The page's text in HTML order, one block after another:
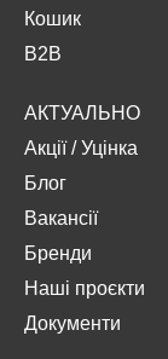
Кошик
B2B
АКТУАЛЬНО
Акції/Уцінка
Блог
Вакансії
Бренди
Наші проєкти
Документи